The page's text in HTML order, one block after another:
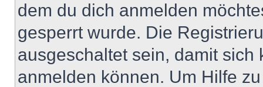
dem du dich anmelden
gesperrt wurde. Die
ausgeschaltet sein, damit
anmelden können. Um Hilfe